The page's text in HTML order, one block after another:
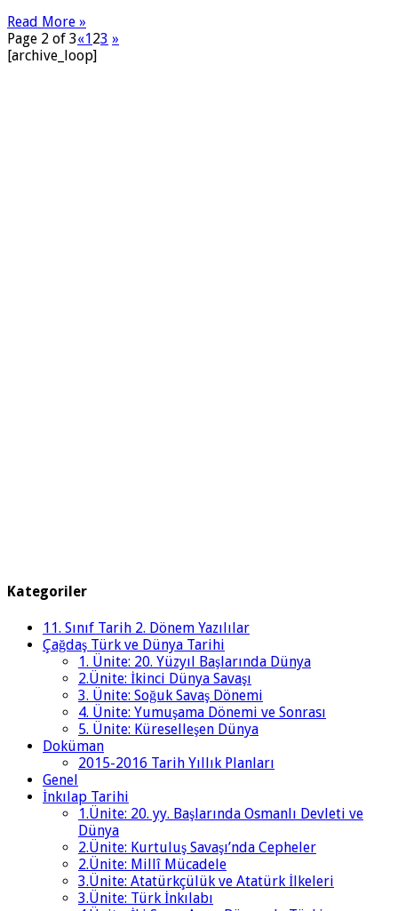
Read More »
Page 2 of 3«123 »
[archive_loop]
Kategoriler
11. Sınıf Tarih 2. Dönem Yazılılar
Çağdaş Türk ve Dünya Tarihi
1. Ünite: 20. Yüzyıl Başlarında Dünya
2.Ünite: İkinci Dünya Savaşı
3. Ünite: Soğuk Savaş Dönemi
4. Ünite: Yumuşama Dönemi ve Sonrası
5. Ünite: Küreselleşen Dünya
Doküman
2015-2016 Tarih Yıllık Planları
Genel
İnkılap Tarihi
1.Ünite: 20. yy. Başlarında Osmanlı Devleti ve
Dünya
2.Ünite: Kurtuluş Savaşı’nda Cepheler
2.Ünite: Millî Mücadele
3.Ünite: Atatürkçülük ve Atatürk İlkeleri
3.Ünite: Türk İnkılabı